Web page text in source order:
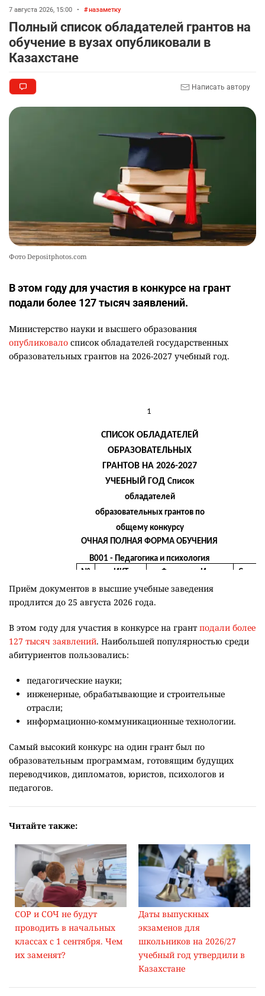
7 августа 2026, 15:00 • назаметку
Полный список обладателей грантов на
обучение в вузах опубликовали в
Казахстане
Написать автору
Фото Depositphotos.com
В этом году для участия в конкурсе на грант
подали более 127 тысяч заявлений.
Министерство науки и высшего образования
опубликовало список обладателей государственных
образовательных грантов на 2026-2027 учебный год.
Приём документов в высшие учебные заведения
продлится до 25 августа 2026 года.
В этом году для участия в конкурсе на грант подали более
127 тысяч заявлений. Наибольшей популярностью среди
абитуриентов пользовались:
педагогические науки;
инженерные, обрабатывающие и строительные
отрасли;
информационно-коммуникационные технологии.
Самый высокий конкурс на один грант был по
образовательным программам, готовящим будущих
переводчиков, дипломатов, юристов, психологов и
педагогов.
Читайте также:
СОР и СОЧ не будут
проводить в начальных
классах с 1 сентября. Чем
их заменят?
Даты выпускных
экзаменов для
школьников на 2026/27
учебный год утвердили в
Казахстане